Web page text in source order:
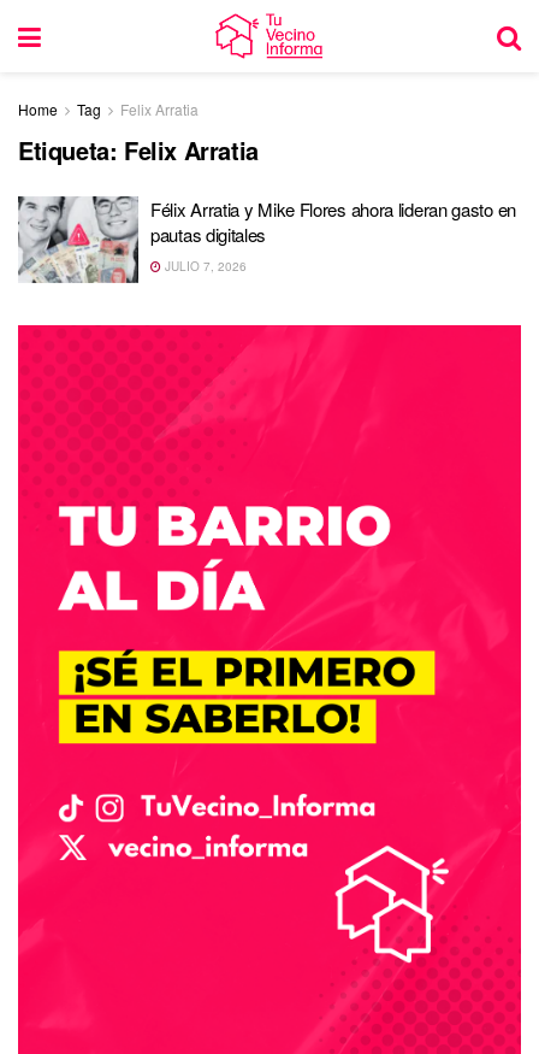
Home Tag Felix Arratia
Etiqueta: Felix Arratia
Félix Arratia y Mike Flores ahora lideran gasto en
pautas digitales
JULIO 7, 2026